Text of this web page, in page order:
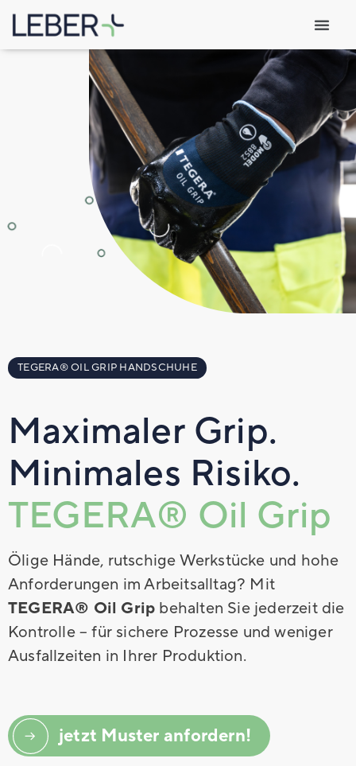
TEGERA® OIL GRIP HANDSCHUHE
Maximaler Grip.
Minimales Risiko.
TEGERA® Oil Grip
Ölige Hände, rutschige Werkstücke und hohe
Anforderungen im Arbeitsalltag? Mit
TEGERA® Oil Grip behalten Sie jederzeit die
Kontrolle – für sichere Prozesse und weniger
Ausfallzeiten in Ihrer Produktion.
jetzt Muster anfordern!